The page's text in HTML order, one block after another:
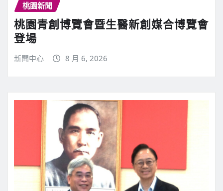
桃園新聞
桃園青創博覽會暨生醫新創媒合博覽會
登場
新聞中心 8 月 6, 2026